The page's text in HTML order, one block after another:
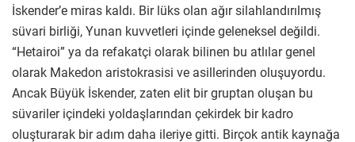
İskender’e miras kaldı. Bir lüks olan ağır silahlandırılmış
süvari birliği, Yunan kuvvetleri içinde geleneksel değildi.
“Hetairoi” ya da refakatçi olarak bilinen bu atlılar genel
olarak Makedon aristokrasisi ve asillerinden oluşuyordu.
Ancak Büyük İskender, zaten elit bir gruptan oluşan bu
süvariler içindeki yoldaşlarından çekirdek bir kadro
oluşturarak bir adım daha ileriye gitti. Birçok antik kaynağa